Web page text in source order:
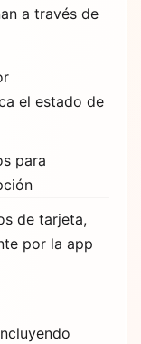
a través de
el estado de
para
de tarjeta,
por la app